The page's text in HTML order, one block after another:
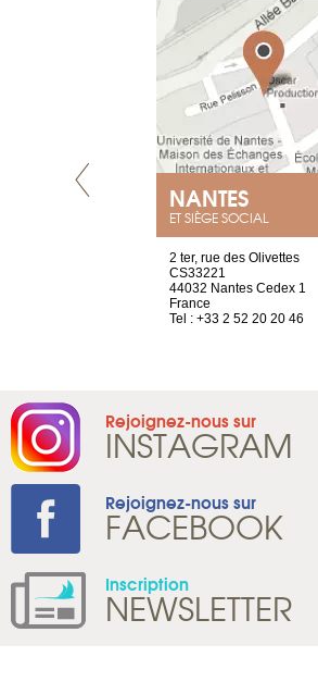
NANTES
ET SIÈGE SOCIAL
2 ter, rue des Olivettes
CS33221
44032 Nantes Cedex 1
France
Tel : +33 2 52 20 20 46
Rejoignez-nous sur
INSTAGRAM
Rejoignez-nous sur
FACEBOOK
Inscription
NEWSLETTER